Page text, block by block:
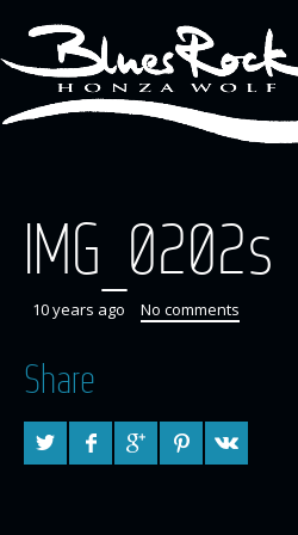
IMG_0202s
10 years ago No comments
Share